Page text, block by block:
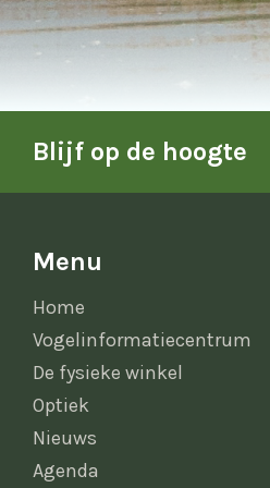
Blijf op de hoogte
Menu
Home
Vogelinformatiecentrum
De fysieke winkel
Optiek
Nieuws
Agenda